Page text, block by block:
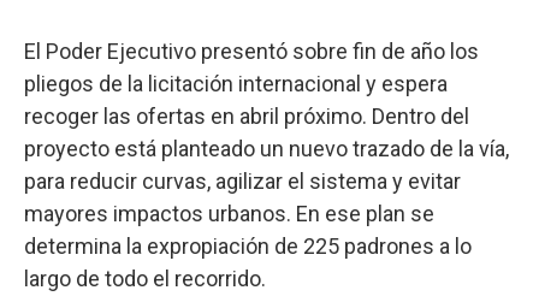
El Poder Ejecutivo presentó sobre fin de año los
pliegos de la licitación internacional y espera
recoger las ofertas en abril próximo. Dentro del
proyecto está planteado un nuevo trazado de la vía,
para reducir curvas, agilizar el sistema y evitar
mayores impactos urbanos. En ese plan se
determina la expropiación de 225 padrones a lo
largo de todo el recorrido.